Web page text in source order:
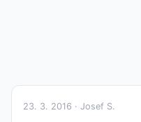
23. 3. 2016 · Josef S.